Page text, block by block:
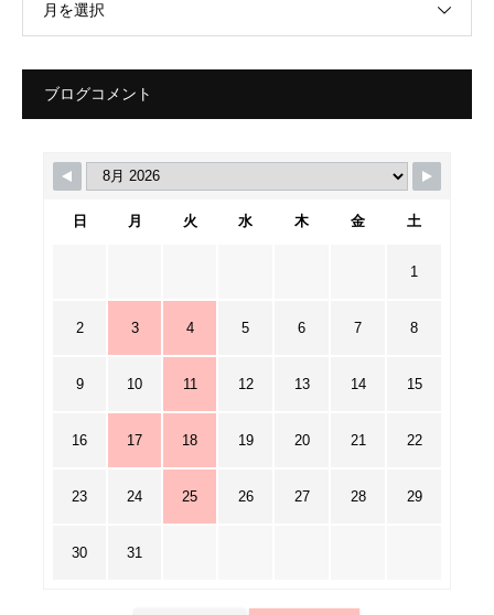
月を選択
ブログコメント
日 月 火 水 木 金 土
1
2 3 4 5 6 7 8
9 10 11 12 13 14 15
16 17 18 19 20 21 22
23 24 25 26 27 28 29
30 31